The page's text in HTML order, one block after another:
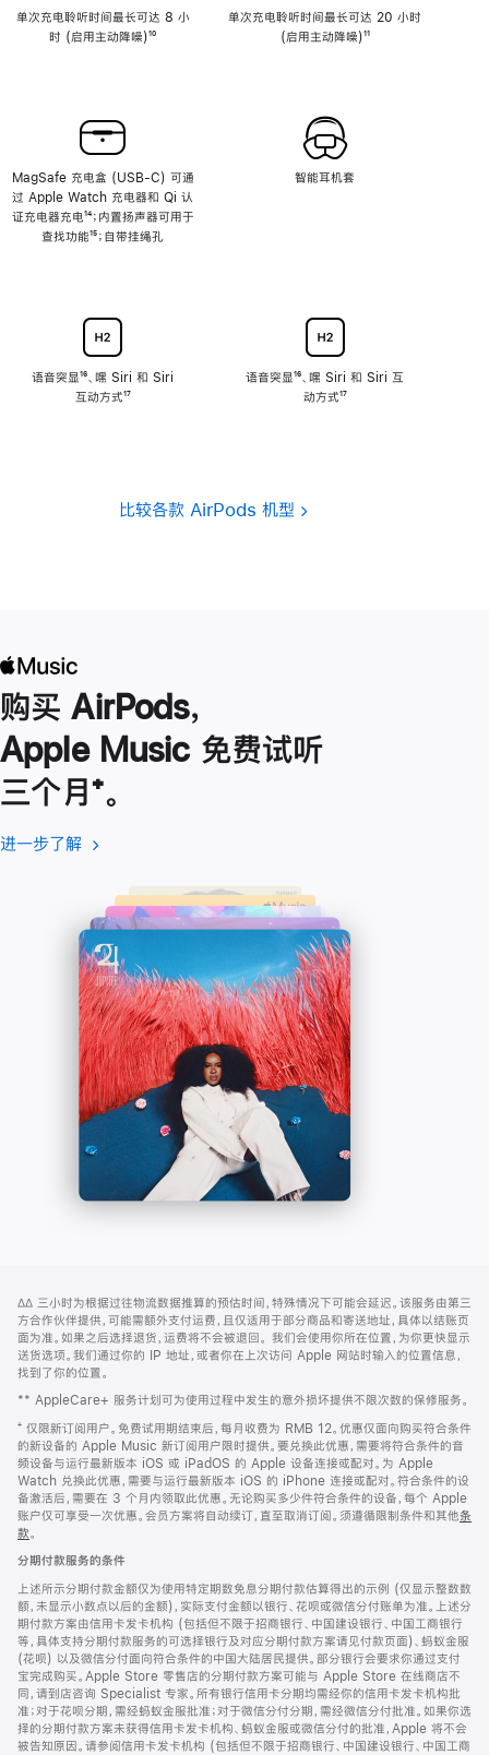
单次充电聆听时间最长可达 8 小
时 (启用主动降噪)脚
¹⁰
MagSafe 充电盒 (USB-C) 可通
过 Apple Watch 充电器和 Qi 认
证充电器充电脚
注
¹⁴；内置扬声器可用于
查找功能脚
¹⁵；自带挂绳孔
语音突显脚
注
¹⁶、嘿 Siri 和 Siri
互动方式脚
¹⁷
单次充电聆听时间最长可达 20 小时
(启用主动降噪)脚
¹¹
智能耳机套
语音突显脚
注
¹⁶、嘿 Siri 和 Siri 互
动方式脚
¹⁷
比较各款 AirPods 机型
购买 AirPods，
Apple Music 免费试听
三个月脚
注
⁺。
进一步了解 进
了
解
-
Apple
Music
(在
口
中
打
开)
页
页
脚
注
∆∆ 三小时为根据过往物流数据推算的预估时间，特殊情况下可能会延迟。该服务由第三
方合作伙伴提供，可能需额外支付运费，且仅适用于部分商品和寄送地址，具体以结账页
面为准。如果之后选择退货，运费将不会被退回。 我们会使用你所在位置，为你更快显示
送货选项。我们通过你的 IP 地址，或者你在上次访问 Apple 网站时输入的位置信息，
找到了你的位置。
** AppleCare+ 服务计划可为使用过程中发生的意外损坏提供不限次数的保修服务。
⁺ 仅限新订阅用户。免费试用期结束后，每月收费为 RMB 12。优惠仅面向购买符合条件
的新设备的 Apple Music 新订阅用户限时提供。要兑换此优惠，需要将符合条件的音
频设备与运行最新版本 iOS 或 iPadOS 的 Apple 设备连接或配对。为 Apple
Watch 兑换此优惠，需要与运行最新版本 iOS 的 iPhone 连接或配对。符合条件的设
备激活后，需要在 3 个月内领取此优惠。无论购买多少件符合条件的设备，每个 Apple
账户仅可享受一次优惠。会员方案将自动续订，直至取消订阅。须遵循限制条件和其他条
款。
窗
口
中
打
开)
分期付款服务的条件
上述所示分期付款金额仅为使用特定期数免息分期付款估算得出的示例 (仅显示整数数
额，未显示小数点以后的金额)，实际支付金额以银行、花呗或微信分付账单为准。上述分
期付款方案由信用卡发卡机构 (包括但不限于招商银行、中国建设银行、中国工商银行
等，具体支持分期付款服务的可选择银行及对应分期付款方案请见付款页面)、蚂蚁金服
(花呗) 以及微信分付面向符合条件的中国大陆居民提供。部分银行会要求你通过支付
宝完成购买。Apple Store 零售店的分期付款方案可能与 Apple Store 在线商店不
同，请到店咨询 Specialist 专家。所有银行信用卡分期均需经你的信用卡发卡机构批
准；对于花呗分期，需经蚂蚁金服批准；对于微信分付分期，需经微信分付批准。如果你选
择的分期付款方案未获得信用卡发卡机构、蚂蚁金服或微信分付的批准，Apple 将不会
被告知原因。请参阅信用卡发卡机构 (包括但不限于招商银行、中国建设银行、中国工商